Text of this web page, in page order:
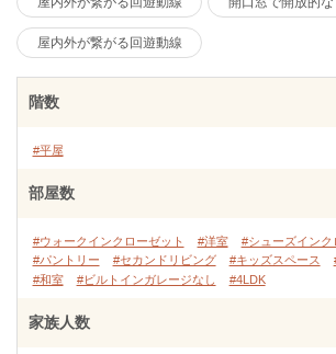
屋内外が繋がる回遊動線
階数
#平屋
部屋数
#ウォークインクローゼット #洋室
#シューズインク
#パントリー
#セカンドリビング #キッズスペース
#和室
#ビルトインガレージなし #4LDK
家族人数